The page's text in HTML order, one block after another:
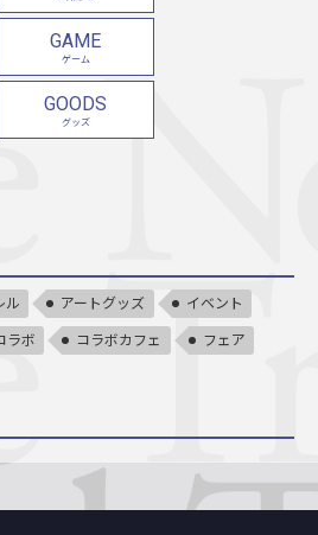
GAME
ゲーム
GOODS
グッズ
ル アートグッズ イベント
ラボ コラボカフェ フェア